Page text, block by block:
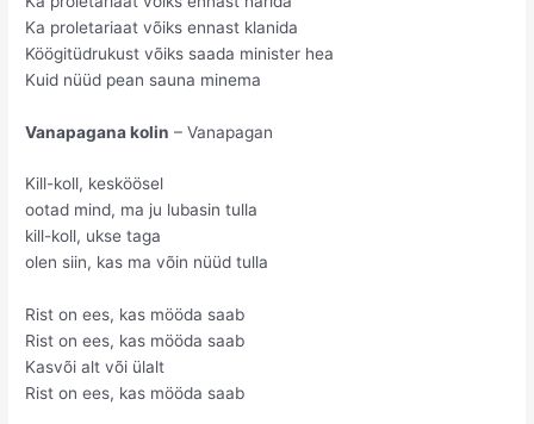
Ka proletariaat võiks ennast klanida
Köögitüdrukust võiks saada minister hea
Kuid nüüd pean sauna minema
Vanapagana kolin – Vanapagan
Kill-koll, kesköösel
ootad mind, ma ju lubasin tulla
kill-koll, ukse taga
olen siin, kas ma võin nüüd tulla
Rist on ees, kas mööda saab
Rist on ees, kas mööda saab
Kasvõi alt või ülalt
Rist on ees, kas mööda saab